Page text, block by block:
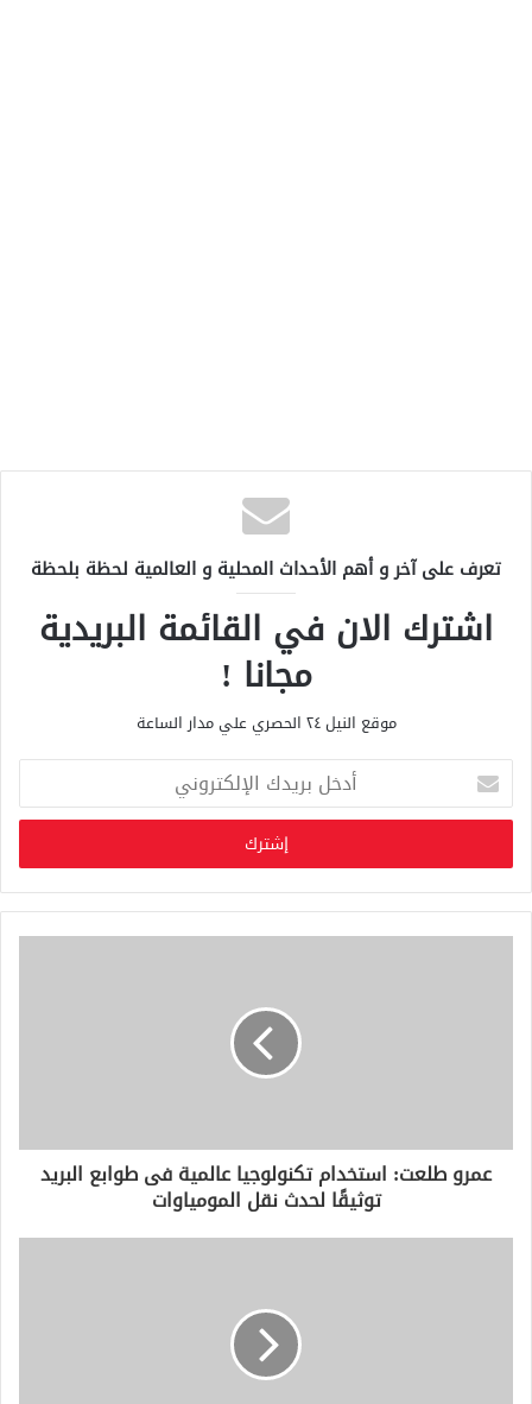
تعرف على آخر و أهم الأحداث المحلية و العالمية لحظة بلحظة
اشترك الان في القائمة البريدية
مجانا !
موقع النيل ٢٤ الحصري علي مدار الساعة
خ
ب
ر
ي
د
ر
عمرو طلعت: استخدام تكنولوجيا عالمية فى طوابع البريد
توثيقًا لحدث نقل المومياوات